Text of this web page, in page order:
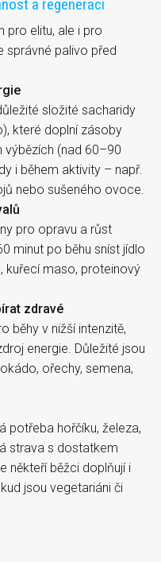
a regeneraci
pro elitu, ale i pro
správné palivo před
složité sacharidy
které doplní zásoby
výbězích (nad 60–90
i během aktivity – např.
nebo sušeného ovoce.
pro opravu a růst
minut po běhu sníst jídlo
kuřecí maso, proteinový
zdravé
běhy v nižší intenzitě,
energie. Důležité jsou
ořechy, semena,
potřeba hořčíku, železa,
strava s dostatkem
někteří běžci doplňují i
jsou vegetariáni či